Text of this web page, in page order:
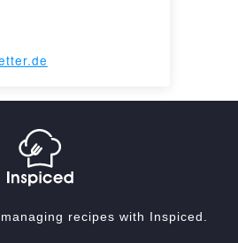
recipes with Inspiced.